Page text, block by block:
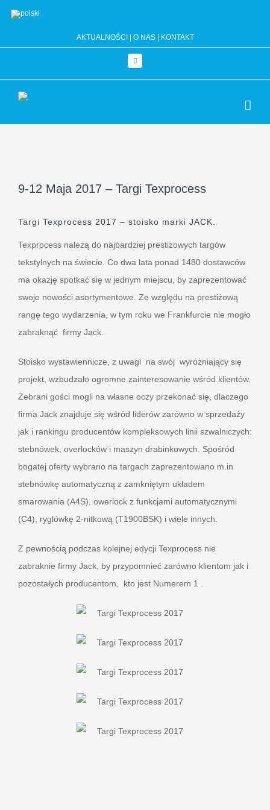
Przejdź
AKTUALNOŚCI O NAS| KONTAKT
Facebook
9-12 Maja 2017 – Targi Texprocess
Targi Texprocess 2017 – stoisko marki JACK.
Texprocess należą do najbardziej prestiżowych targów
tekstylnych na świecie. Co dwa lata ponad 1480 dostawców
ma okazję spotkać się w jednym miejscu, by zaprezentować
swoje nowości asortymentowe. Ze względu na prestiżową
rangę tego wydarzenia, w tym roku we Frankfurcie nie mogło
zabraknąć firmy Jack.
Stoisko wystawiennicze, z uwagi na swój wyróżniający się
projekt, wzbudzało ogromne zainteresowanie wśród klientów.
Zebrani gości mogli na własne oczy przekonać się, dlaczego
firma Jack znajduje się wśród liderów zarówno w sprzedaży
jak i rankingu producentów kompleksowych linii szwalniczych:
stebnówek, overlocków i maszyn drabinkowych. Spośród
bogatej oferty wybrano na targach zaprezentowano m.in
stebnówkę automatyczną z zamkniętym układem
smarowania (A4S), owerlock z funkcjami automatycznymi
(C4), ryglówkę 2-nitkową (T1900BSK) i wiele innych.
Z pewnością podczas kolejnej edycji Texprocess nie
zabraknie firmy Jack, by przypomnieć zarówno klientom jak i
pozostałych producentom, kto jest Numerem 1 .